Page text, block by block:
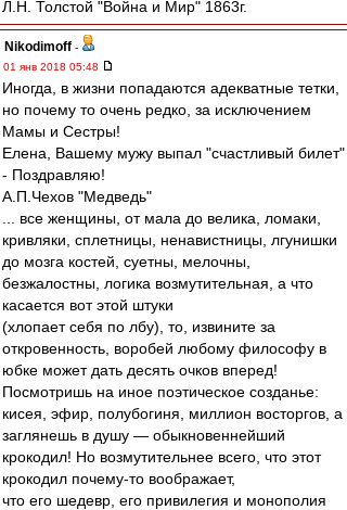
Л.Н. Толстой "Война и Мир" 1863г.
Nikodimoff -
01 янв 2018 05:48
Иногда, в жизни попадаются адекватные тетки,
но почему то очень редко, за исключением
Мамы и Сестры!
Елена, Вашему мужу выпал "счастливый билет"
- Поздравляю!
А.П.Чехов "Медведь"
... все женщины, от мала до велика, ломаки,
кривляки, сплетницы, ненавистницы, лгунишки
до мозга костей, суетны, мелочны,
безжалостны, логика возмутительная, а что
касается вот этой штуки
(хлопает себя по лбу), то, извините за
откровенность, воробей любому философу в
юбке может дать десять очков вперед!
Посмотришь на иное поэтическое созданье:
кисея, эфир, полубогиня, миллион восторгов, а
заглянешь в душу — обыкновеннейший
крокодил! Но возмутительнее всего, что этот
крокодил почему-то воображает,
что его шедевр, его привилегия и монополия